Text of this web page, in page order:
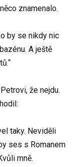
znamenalo.
by se nikdy nic
A ještě
že nejdu.
taky. Neviděli
ses s Romanem
mně.